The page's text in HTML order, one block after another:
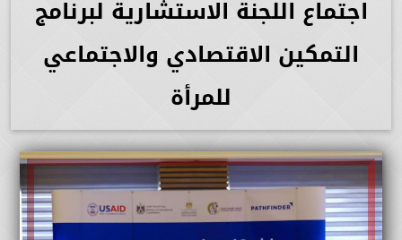
اجتماع اللجنة الاستشارية لبرنامج
التمكين الاقتصادي والاجتماعي
للمرأة